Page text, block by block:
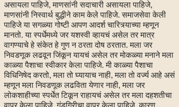
असायला पाहिजे, माणसांनी सदाचारी असायला पाहिजे,
माणसांनी निस्वार्थ बुद्धीने काम केले पाहिजे. समाजसेवा केली
पाहिजे या सगळ्या गोष्टी आपण आदर्श चारित्र्याच्या म्हणून
मानतो. या स्पर्धेमध्ये जर यशस्वी व्हायचं असेल तर मात्र
वागण्याचे हे संकेत हे गुण न ठरता दोष ठरतात. मला जर
निवडणूक लढवून जिंकून यायचं असेल तर मोकळ्या मनाने मला
काळ्या पैशाचा स्वीकार केला पाहिजे. मी काळ्या पैशाचा
विधिनिषेद करतो, मला तो घ्यायाच नाही, मला तो वर्ज्य आहे असं
म्हणून मला निवडणूक लढविता येणार नाही, मला जर
लोकशाहीच्या स्पर्धेत टिकून राहायचं असेल तर मला दहशतीचा